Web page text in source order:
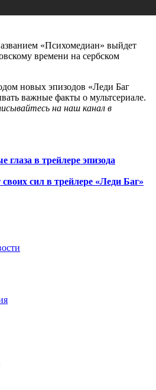
«Психомедиан» выйдет
времени на сербском
новых эпизодов «Леди Баг
важные факты о мультсериале.
на наш канал в
глаза в трейлере эпизода
сил в трейлере «Леди Баг»